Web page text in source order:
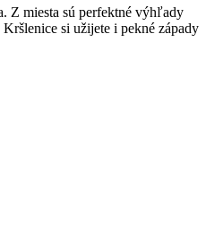
Z miesta sú perfektné výhľady
si užijete i pekné západy